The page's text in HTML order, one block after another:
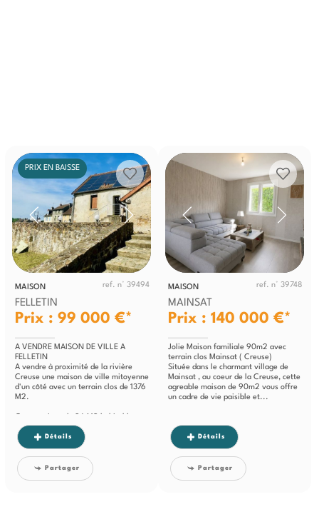
PRIX EN BAISSE
MAISON ref. n° 39494
FELLETIN
Prix : 99 000 €*
A VENDRE MAISON DE VILLE A
FELLETIN
A vendre à proximité de la rivière
Creuse une maison de ville mitoyenne
d'un côté avec un terrain clos de 1376
M2.
Détails
Partager
MAISON ref. n° 39748
MAINSAT
Prix : 140 000 €*
Jolie Maison familiale 90m2 avec
terrain clos Mainsat ( Creuse)
Située dans le charmant village de
Mainsat , au coeur de la Creuse, cette
agreable maison de 90m2 vous offre
un cadre de vie paisible et...
Détails
Partager